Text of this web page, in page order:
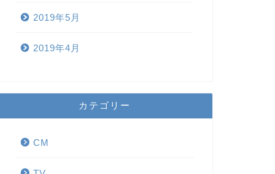
2019年5月
2019年4月
カテゴリー
CM